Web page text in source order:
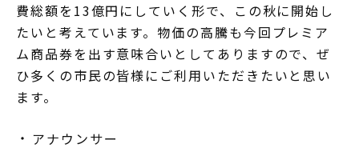
費総額を13億円にしていく形で、この秋に開始し
たいと考えています。物価の高騰も今回プレミア
ム商品券を出す意味合いとしてありますので、ぜ
ひ多くの市民の皆様にご利用いただきたいと思い
ます。
アナウンサー